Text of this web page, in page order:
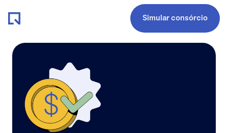
Simular consórcio